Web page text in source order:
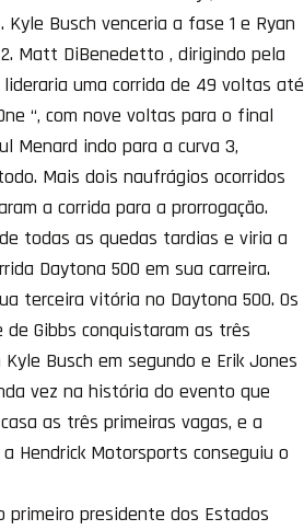
Kyle Busch venceria a fase 1 e Ryan
Matt DiBenedetto , dirigindo pela
lideraria uma corrida de 49 voltas até
“, com nove voltas para o final
Menard indo para a curva 3,
Mais dois naufrágios ocorridos
a corrida para a prorrogação.
todas as quedas tardias e viria a
Daytona 500 em sua carreira.
terceira vitória no Daytona 500. Os
Gibbs conquistaram as três
Busch em segundo e Erik Jones
vez na história do evento que
as três primeiras vagas, e a
Hendrick Motorsports conseguiu o
primeiro presidente dos Estados